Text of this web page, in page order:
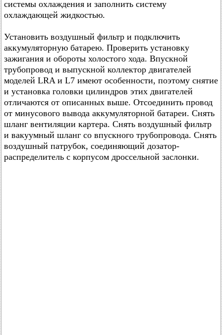
системы охлаждения и заполнить систему
охлаждающей жидкостью.
Установить воздушный фильтр и подключить
аккумуляторную батарею. Проверить установку
зажигания и обороты холостого хода. Впускной
трубопровод и выпускной коллектор двигателей
моделей LRA и L7 имеют особенности, поэтому снятие
и установка головки цилиндров этих двигателей
отличаются от описанных выше. Отсоединить провод
от минусового вывода аккумуляторной батареи. Снять
шланг вентиляции картера. Снять воздушный фильтр
и вакуумный шланг со впускного трубопровода. Снять
воздушный патрубок, соединяющий дозатор-
распределитель с корпусом дроссельной заслонки.